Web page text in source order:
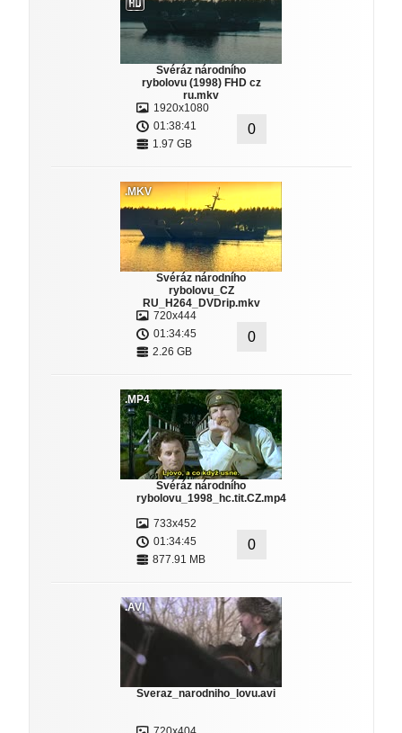
Svéráz národního
rybolovu (1998) FHD cz
ru.mkv
1920x1080
01:38:41
1.97 GB
0
.MKV
Svéráz národního
rybolovu_CZ
RU_H264_DVDrip.mkv
720x444
01:34:45
2.26 GB
0
.MP4
Svéráz národního
rybolovu_1998_hc.tit.CZ.mp4
733x452
01:34:45
877.91 MB
0
.AVI
Sveraz_narodniho_lovu.avi